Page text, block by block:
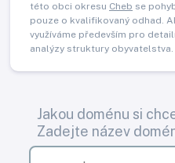
této obci okresu Cheb se
pouze o kvalifikovaný odhad.
využíváme především pro
analýzy struktury obyvatelstva.
Jakou doménu si
Zadejte název